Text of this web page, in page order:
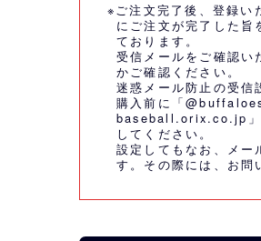
※ご注文完了後、登録い
にご注文が完了した旨
ております。
受信メールをご確認い
かご確認ください。
迷惑メール防止の受信
購入前に「
baseball.orix.co.jp」
してください。
設定してもなお、メー
す。その際には、 お問